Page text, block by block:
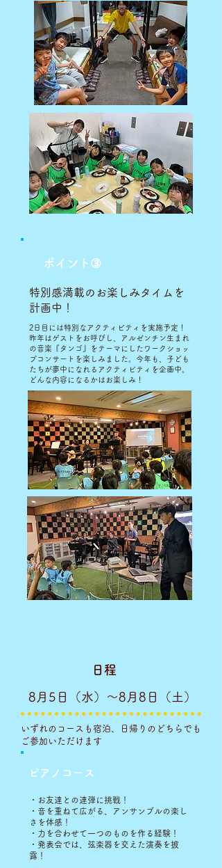
ポイント③
特別感満載のお楽しみタイムを
計画中！
2日目には特別なアクティビティを実施予定！
昨年はゲストをお呼びし、アルゼンチン生まれ
の音楽『タンゴ』をテーマにしたワークショッ
プコンサートを楽しみました。今年も、子ども
たちが夢中になれるアクティビティを企画中。
どんな内容になるかはお楽しみ！
日程
8月5日（水）〜8月8日（土）
いずれのコースも宿泊、日帰りのどちらでも
ご参加いただけます
​ピアノコース
・お友達との連弾に挑戦！
・音を重ねて広がる、アンサンブルの楽し
さを体感！
・力を合わせて一つのものを作る経験！
・発表会では、弦楽器を交えた演奏を披
露！